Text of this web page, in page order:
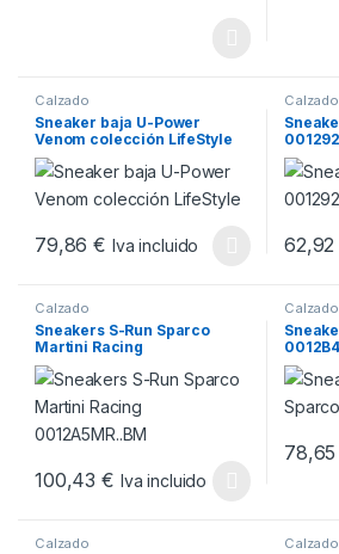
Calzado
Sneaker baja U-Power
Venom colección LifeStyle
79,86€ Iva incluido
Este producto tiene múltiples
Calzado
Este
Calzado
Sneakers S-Run Sparco
Martini Racing
0012A5MR..BM
100,43€ Iva incluido
Este producto tiene múltiples
Calzado
Este
Calzado Calzado